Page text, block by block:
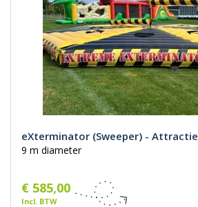
eXterminator (Sweeper) - Attractie
9 m diameter
€ 585,00
Incl. BTW